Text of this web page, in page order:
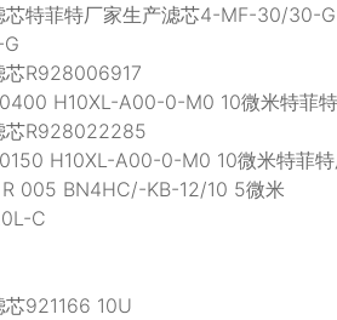
芯特菲特厂家生产滤芯4-MF-30/30-G
芯R928006917
H10XL-A00-0-M0 10微米特菲
芯R928022285
H10XL-A00-0-M0 10微米特菲
005 BN4HC/-KB-12/10 5微米
C
921166 10U